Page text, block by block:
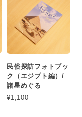
民俗探訪フォトブッ
ク（エジプト編）/
諸星めぐる
¥1,100